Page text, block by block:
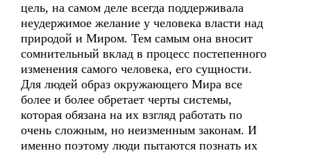
цель, на самом деле всегда поддерживала
неудержимое желание у человека власти над
природой и Миром. Тем самым она вносит
сомнительный вклад в процесс постепенного
изменения самого человека, его сущности.
Для людей образ окружающего Мира все
более и более обретает черты системы,
которая обязана на их взгляд работать по
очень сложным, но неизменным законам. И
именно поэтому люди пытаются познать их